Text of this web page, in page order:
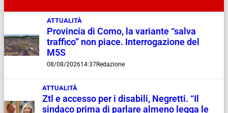
ATTUALITÀ
Provincia di Como, la variante “salva
traffico” non piace. Interrogazione del
M5S
08/08/202614:37Redazione
ATTUALITÀ
Ztl e accesso per i disabili, Negretti. “Il
sindaco prima di parlare almeno legga le